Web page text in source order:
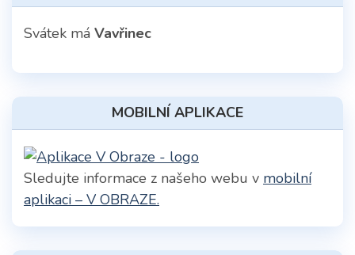
Svátek má Vavřinec
MOBILNÍ APLIKACE
Sledujte informace z našeho webu v mobilní
aplikaci – V OBRAZE.